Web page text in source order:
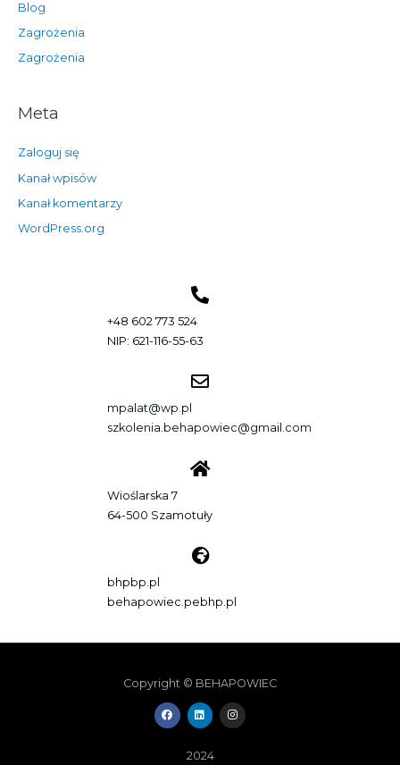
Blog
Zagrożenia
Zagrożenia
Meta
Zaloguj się
Kanał wpisów
Kanał komentarzy
WordPress.org
+48 602 773 524
NIP: 621-116-55-63
mpalat@wp.pl
szkolenia.behapowiec@gmail.com
Wioślarska 7
64-500 Szamotuły
bhpbp.pl
behapowiec.pebhp.pl
Copyright © BEHAPOWIEC
F
a
c
L
i
n
e
d
I
n
s
2024